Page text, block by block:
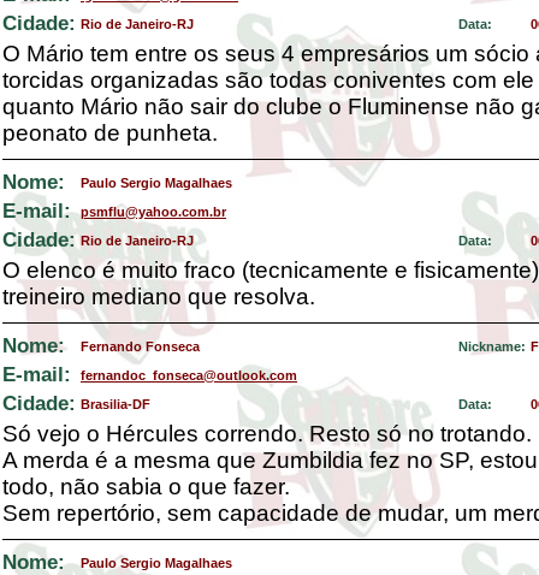
Cidade: Rio de Janeiro-RJ Data:
O Mário tem entre os seus 4 empresários um sócio
torcidas organizadas são todas coniventes com
quanto Mário não sair do clube o Fluminense não
peonato de punheta.
Nome: Paulo Sergio Magalhaes
E-mail: psmflu@yahoo.com.br
Cidade: Rio de Janeiro-RJ Data:
O elenco é muito fraco (tecnicamente e
treineiro mediano que resolva.
Nome: Fernando Fonseca Nickname:
E-mail: fernandoc_fonseca@outlook.com
Cidade: Brasilia-DF Data:
Só vejo o Hércules correndo. Resto só no trotando.
A merda é a mesma que Zumbildia fez no SP,
todo, não sabia o que fazer.
Sem repertório, sem capacidade de mudar, um
Nome: Paulo Sergio Magalhaes